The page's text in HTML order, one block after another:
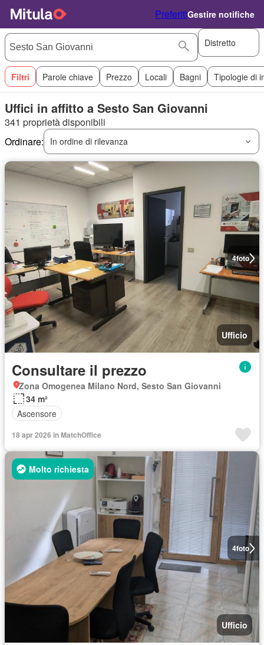
PreferitiGestire notifiche
Distretto
Filtri Parole chiave Prezzo Locali Bagni Tipologie di
Uffici in affitto a Sesto San Giovanni
341 proprietà disponibili
Ordinare:
In ordine di rilevanza
4foto
Ufficio
Consultare il prezzo
Zona Omogenea Milano Nord, Sesto San Giovanni
34 m²
Ascensore
18 apr 2026 in MatchOffice
4foto
Molto richiesta
Ufficio